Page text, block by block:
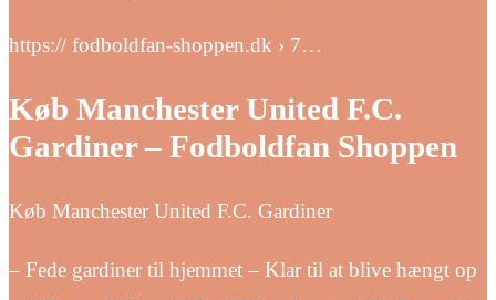
https:// fodboldfan-shoppen.dk › 7…
Køb Manchester United F.C.
Gardiner – Fodboldfan Shoppen
Køb Manchester United F.C. Gardiner
– Fede gardiner til hjemmet – Klar til at blive hængt op